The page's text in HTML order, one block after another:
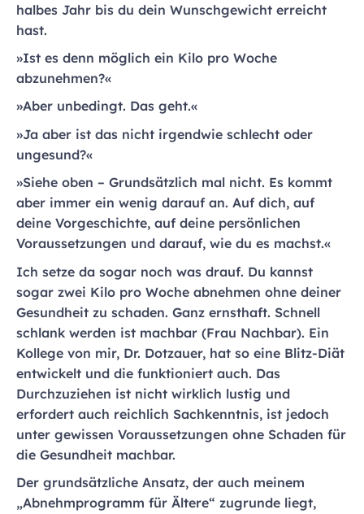
halbes Jahr bis du dein Wunschgewicht erreicht
hast.
»Ist es denn möglich ein Kilo pro Woche
abzunehmen?«
»Aber unbedingt. Das geht.«
»Ja aber ist das nicht irgendwie schlecht oder
ungesund?«
»Siehe oben – Grundsätzlich mal nicht. Es kommt
aber immer ein wenig darauf an. Auf dich, auf
deine Vorgeschichte, auf deine persönlichen
Voraussetzungen und darauf, wie du es machst.«
Ich setze da sogar noch was drauf. Du kannst
sogar zwei Kilo pro Woche abnehmen ohne deiner
Gesundheit zu schaden. Ganz ernsthaft. Schnell
schlank werden ist machbar (Frau Nachbar). Ein
Kollege von mir, Dr. Dotzauer, hat so eine Blitz-Diät
entwickelt und die funktioniert auch. Das
Durchzuziehen ist nicht wirklich lustig und
erfordert auch reichlich Sachkenntnis, ist jedoch
unter gewissen Voraussetzungen ohne Schaden für
die Gesundheit machbar.
Der grundsätzliche Ansatz, der auch meinem
„Abnehmprogramm für Ältere“ zugrunde liegt,